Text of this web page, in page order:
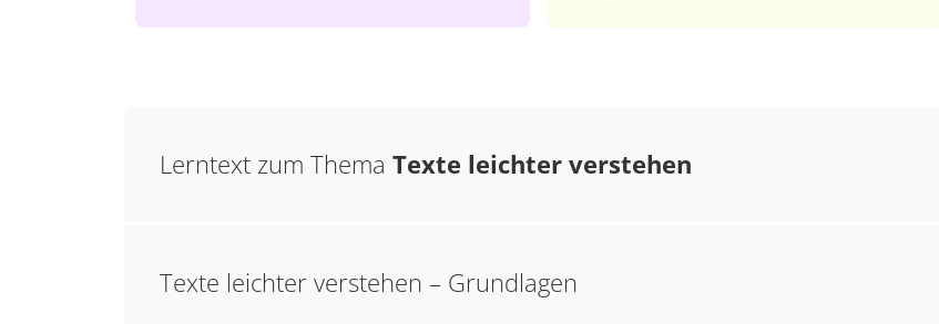
Lerntext zum Thema Texte leichter verstehen
Texte leichter verstehen – Grundlagen